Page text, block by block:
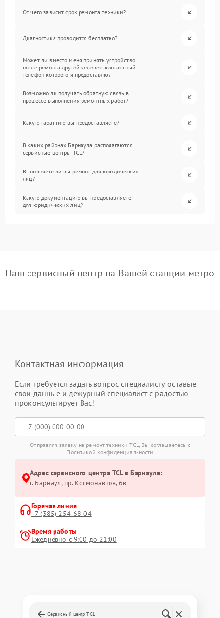
От чего зависит срок ремонта техники?
Диагностика проводится бесплатно?
Может ли вместо меня принять устройство
после ремонта другой человек, контактный
телефон которого я предоставлю?
Возможно ли получать обратную связь в
процессе выполнения ремонтных работ?
Какую гарантию вы предоставляете?
В каких районах Барнаула располагаются
сервисные центры TCL?
Выполняете ли вы ремонт для юридических
лиц?
Какую документацию вы предоставляете
для юридических лиц?
Наш сервисный центр на Вашей станции метро
Контактная информация
Если требуется задать вопрос специалисту, оставьте
свои данные и дежурный специалист с радостью
проконсультирует Вас!
Отправляя заявку на ремонт техники TCL, Вы соглашаетесь с
Политикой конфиденциальности
Адрес сервисного центра TCL в Барнауле:
г. Барнаул, ​пр. Космонавтов, 6в
Горячая линия
+7 (385) 254-68-04
Время работы
Ежедневно с 9:00 до 21:00
Сервисный центр TCL